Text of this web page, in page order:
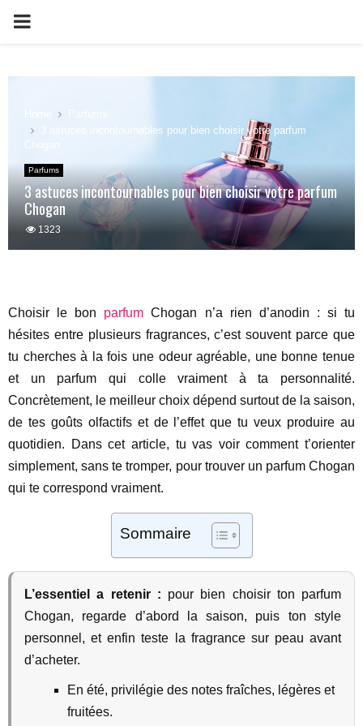
PRIMARY
3 astuces incontournables pour bien choisir votre parfum
Chogan
Parfums
3 astuces incontournables pour bien choisir votre parfum
Chogan
1323
Choisir le bon parfum Chogan n’a rien d’anodin : si tu
hésites entre plusieurs fragrances, c’est souvent parce que
tu cherches à la fois une odeur agréable, une bonne tenue
et un parfum qui colle vraiment à ta personnalité.
Concrètement, le meilleur choix dépend surtout de la saison,
de tes goûts olfactifs et de l’effet que tu veux produire au
quotidien. Dans cet article, tu vas voir comment t’orienter
simplement, sans te tromper, pour trouver un parfum Chogan
qui te correspond vraiment.
Sommaire
L’essentiel a retenir : pour bien choisir ton parfum
Chogan, regarde d’abord la saison, puis ton style
personnel, et enfin teste la fragrance sur peau avant
d’acheter.
En été, privilégie des notes fraîches, légères et
fruitées.